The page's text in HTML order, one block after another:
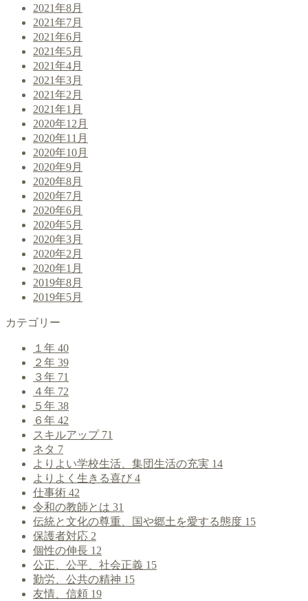
2021年8月
2021年7月
2021年6月
2021年5月
2021年4月
2021年3月
2021年2月
2021年1月
2020年12月
2020年11月
2020年10月
2020年9月
2020年8月
2020年7月
2020年6月
2020年5月
2020年3月
2020年2月
2020年1月
2019年8月
2019年5月
カテゴリー
１年 40
２年 39
３年 71
４年 72
５年 38
６年 42
スキルアップ 71
ネタ 7
よりよい学校生活、集団生活の充実 14
よりよく生きる喜び 4
仕事術 42
令和の教師とは 31
伝統と文化の尊重、国や郷土を愛する態度 15
保護者対応 2
個性の伸長 12
公正、公平、社会正義 15
勤労、公共の精神 15
友情、信頼 19